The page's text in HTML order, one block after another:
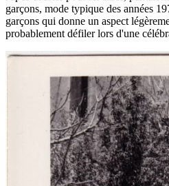
garçons, mode typique des années
garçons qui donne un aspect
probablement défiler lors d'une